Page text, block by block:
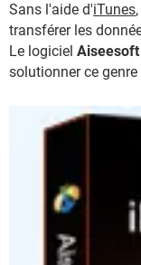
Sans l'aide d'iTunes
transférer les
Le logiciel
solutionner ce